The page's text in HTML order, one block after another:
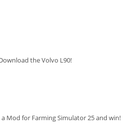
the Volvo L90!
Mod for Farming Simulator 25 and win!